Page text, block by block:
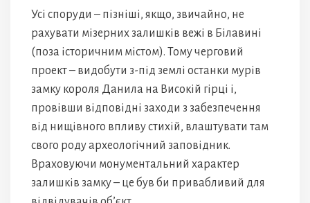
Усі споруди – пізніші, якщо, звичайно, не
рахувати мізерних залишків вежі в Білавині
(поза історичним містом). Тому черговий
проект – видобути з-під землі останки мурів
замку короля Данила на Високій гірці і,
провівши відповідні заходи з забезпечення
від нищівного впливу стихій, влаштувати там
свого роду археологічний заповідник.
Враховуючи монументальний характер
залишків замку – це був би привабливий для